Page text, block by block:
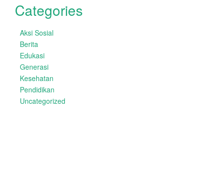
Categories
Aksi Sosial
Berita
Edukasi
Generasi
Kesehatan
Pendidikan
Uncategorized